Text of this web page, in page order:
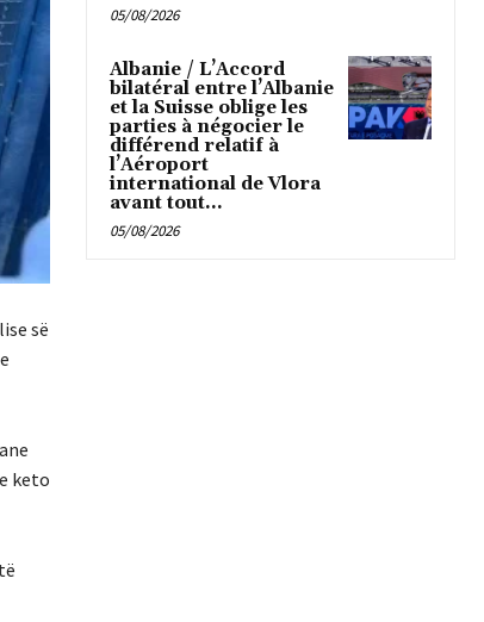
së
keto
05/08/2026
Albanie / L’Accord
bilatéral entre l’Albanie
et la Suisse oblige les
parties à négocier le
différend relatif à
l’Aéroport
international de Vlora
avant tout...
05/08/2026